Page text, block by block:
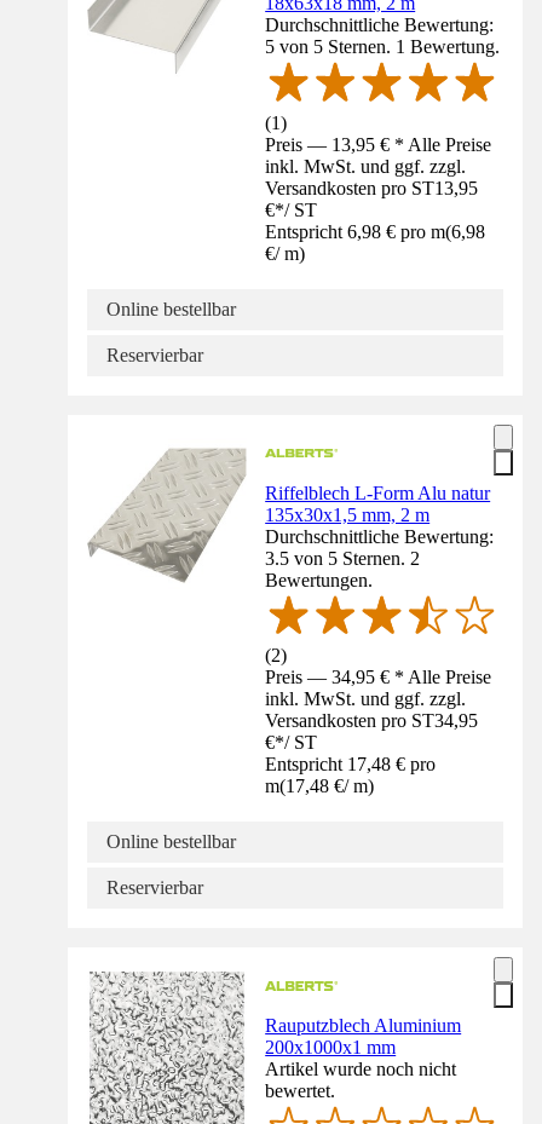
Durchschnittliche Bewertung:
5 von 5 Sternen. 1 Bewertung.
(1)
Preis — 13,95 € * Alle Preise
inkl. MwSt. und ggf. zzgl.
Versandkosten pro ST13,95
€*/ ST
Entspricht 6,98 € pro m(6,98
€/ m)
Online bestellbar
Reservierbar
Riffelblech L-Form Alu natur
135x30x1,5 mm, 2 m
Durchschnittliche Bewertung:
3.5 von 5 Sternen. 2
Bewertungen.
(2)
Preis — 34,95 € * Alle Preise
inkl. MwSt. und ggf. zzgl.
Versandkosten pro ST34,95
€*/ ST
Entspricht 17,48 € pro
m(17,48 €/ m)
Online bestellbar
Reservierbar
Rauputzblech Aluminium
200x1000x1 mm
Artikel wurde noch nicht
bewertet.